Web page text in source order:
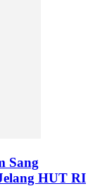
Sang
HUT RI